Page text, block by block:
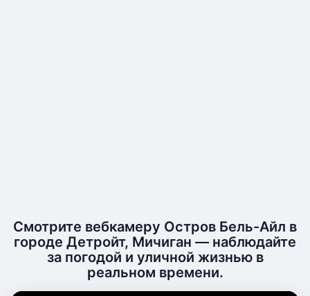
Смотрите вебкамеру Остров Бель-Айл в
городе Детройт, Мичиган — наблюдайте
за погодой и уличной жизнью в
реальном времени.